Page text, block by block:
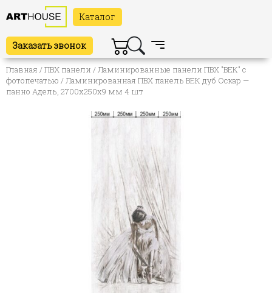
Каталог
Заказать звонок
Главная /ПВХ панели /Ламинированные панели ПВХ "ВЕК" с
фотопечатью / Ламинированная ПВХ панель ВЕК дуб Оскар —
панно Адель, 2700х250х9 мм 4 шт